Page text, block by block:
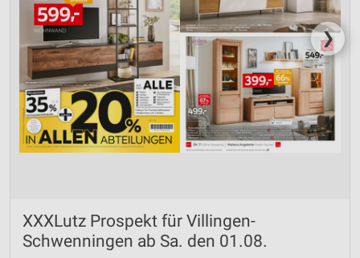
❯
XXXLutz Prospekt für Villingen-
Schwenningen ab Sa. den 01.08.